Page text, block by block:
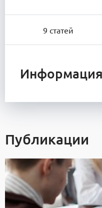
9 статей
Публикации